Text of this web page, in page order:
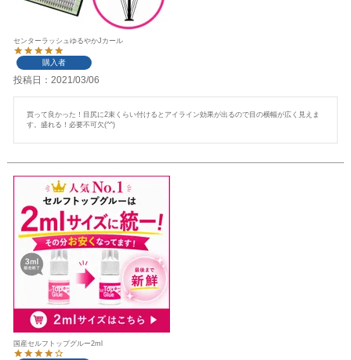
センターラッシュゆるやかJカール
購入者
投稿日 2021/03/06
買って良かった！目尻に2束くらい付けるとアイライン効果が出るので目の横幅が広く見えま
す。盛れる！必要不可欠(^^)
国産セルフトップグルー2ml